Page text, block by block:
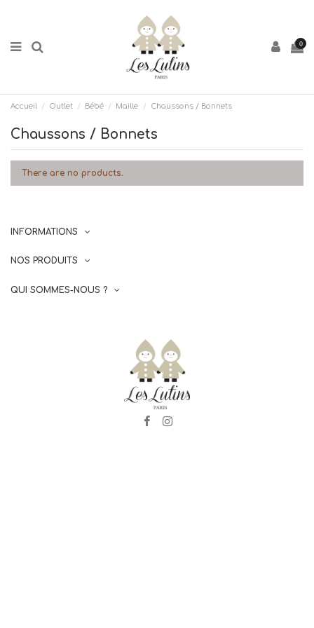
0
Accueil Outlet Bébé Maille Chaussons / Bonnets
Chaussons / Bonnets
There are no products.
INFORMATIONS
NOS PRODUITS
QUI SOMMES-NOUS ?